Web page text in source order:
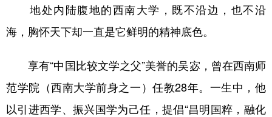
地处内陆腹地的西南大学，既不沿边，也不沿
海，胸怀天下却一直是它鲜明的精神底色。
享有“中国比较文学之父”美誉的吴宓，曾在西南师
范学院（西南大学前身之一）任教28年。一生中，他
以引进西学、振兴国学为己任，提倡“昌明国粹，融化